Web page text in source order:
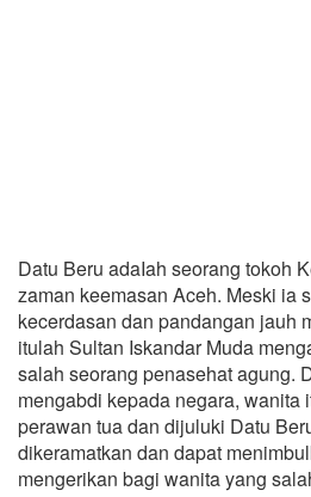
Datu Beru adaIah seorang tokoh
zaman keemasan Aceh. Meski ia
kecerdasan dan pandangan jauh
itulah Sultan Iskandar Muda
salah seorang penasehat agung.
mengabdi kepada negara, wanita
perawan tua dan dijuluki Datu
dikeramatkan dan dapat
mengerikan bagi wanita yang